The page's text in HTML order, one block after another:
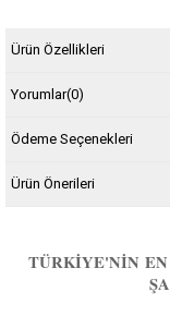
Ürün Özellikleri
Yorumlar(0)
Ödeme Seçenekleri
Ürün Önerileri
TÜRKIYE'NIN EN